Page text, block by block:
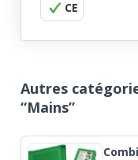
CE
Autres
“Mains”